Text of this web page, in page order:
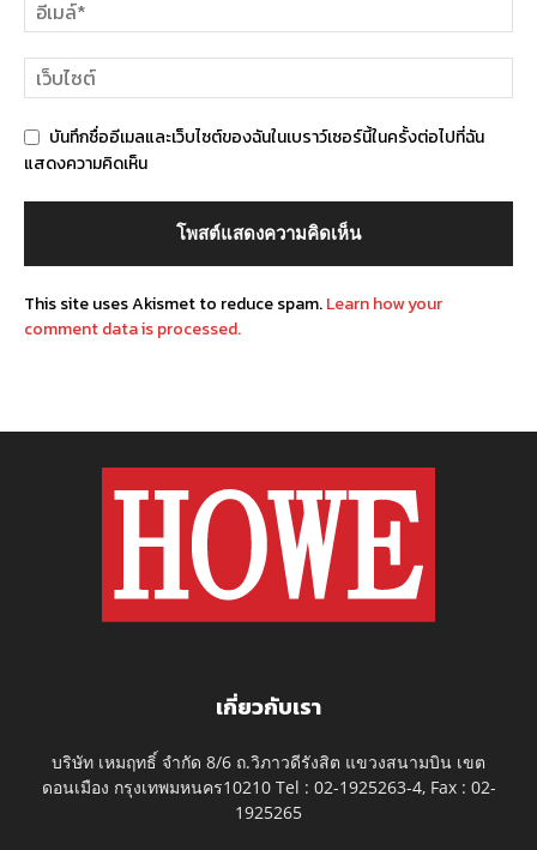
บันทึกชื่ออีเมลและเว็บไซต์ของฉันในเบราว์เซอร์นี้ในครั้งต่อไปที่ฉัน
แสดงความคิดเห็น
This site uses Akismet to reduce spam.Learn how your
comment data is processed.
เกี่ยวกับเรา
บริษัท เหมฤทธิ์ จำกัด 8/6 ถ.วิภาวดีรังสิต แขวงสนามบิน เขต
ดอนเมือง กรุงเทพมหนคร10210 Tel : 02-1925263-4, Fax : 02-
1925265